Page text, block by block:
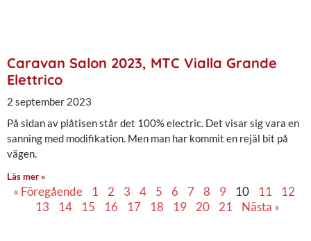
Caravan Salon 2023, MTC Vialla Grande
Elettrico
2 september 2023
På sidan av plåtisen står det 100% electric. Det visar sig vara en
sanning med modifikation. Men man har kommit en rejäl bit på
vägen.
Läs mer »
« Föregående 1 2 3 4 5 6 7 8 9 10 11
12
13
14 15 16 17 18 19 20 21 Nästa »